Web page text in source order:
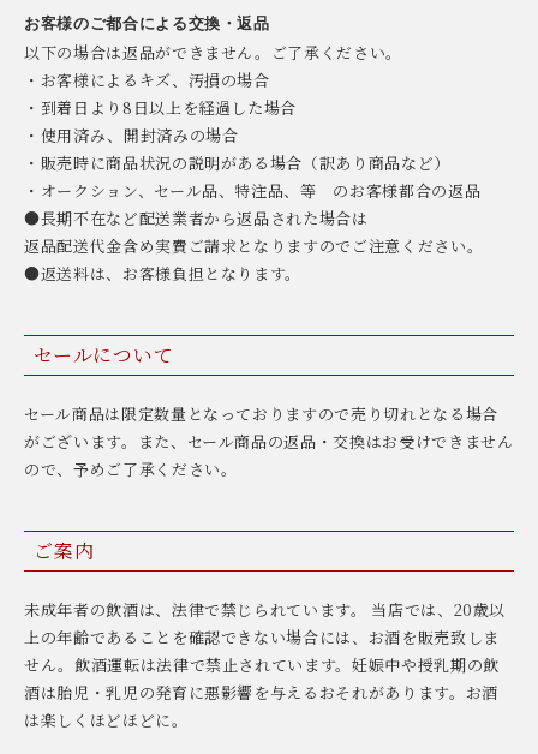
お客様のご都合による交換・返品
以下の場合は返品ができません。ご了承ください。
・お客様によるキズ、汚損の場合
・到着日より8日以上を経過した場合
・使用済み、開封済みの場合
・販売時に商品状況の説明がある場合（訳あり商品など）
・オークション、セール品、特注品、等 のお客様都合の返品
●長期不在など配送業者から返品された場合は
返品配送代金含め実費ご請求となりますのでご注意ください。
●返送料は、お客様負担となります。
セールについて
セール商品は限定数量となっておりますので売り切れとなる場合
がございます。また、セール商品の返品・交換はお受けできません
ので、予めご了承ください。
ご案内
未成年者の飲酒は、法律で禁じられています。 当店では、20歳以
上の年齢であることを確認できない場合には、お酒を販売致しま
せん。飲酒運転は法律で禁止されています。妊娠中や授乳期の飲
酒は胎児・乳児の発育に悪影響を与えるおそれがあります。お酒
は楽しくほどほどに。